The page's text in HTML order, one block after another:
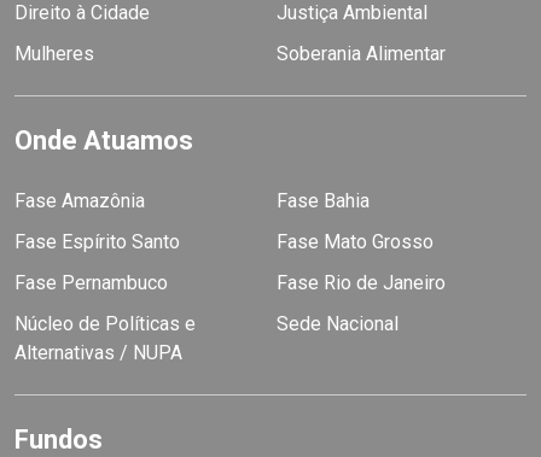
Direito à Cidade
Justiça Ambiental
Mulheres
Soberania Alimentar
Onde Atuamos
Fase Amazônia
Fase Bahia
Fase Espírito Santo
Fase Mato Grosso
Fase Pernambuco
Fase Rio de Janeiro
Núcleo de Políticas e
Alternativas / NUPA
Sede Nacional
Fundos